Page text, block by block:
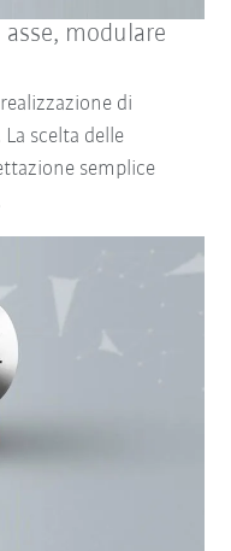
modulare
di
scelta delle
semplice